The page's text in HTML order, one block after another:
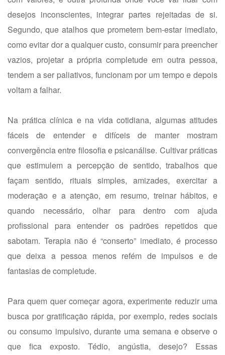
desejos inconscientes, integrar partes rejeitadas de si.
Segundo, que atalhos que prometem bem-estar imediato,
como evitar dor a qualquer custo, consumir para preencher
vazios, projetar a própria completude em outra pessoa,
tendem a ser paliativos, funcionam por um tempo e depois
voltam a falhar.
Na prática clínica e na vida cotidiana, algumas atitudes
fáceis de entender e difíceis de manter mostram
convergência entre filosofia e psicanálise. Cultivar práticas
que estimulem a percepção de sentido, trabalhos que
façam sentido, rituais simples, amizades, exercitar a
moderação e a atenção, em resumo, treinar hábitos, e
quando necessário, olhar para dentro com ajuda
profissional para entender os padrões repetidos que
sabotam. Terapia não é “conserto” imediato, é processo
que deixa a pessoa menos refém de impulsos e de
fantasias de completude.
Para quem quer começar agora, experimente reduzir uma
busca por gratificação rápida, por exemplo, redes sociais
ou consumo impulsivo, durante uma semana e observe o
que fica exposto. Tédio, angústia, desejo? Essas